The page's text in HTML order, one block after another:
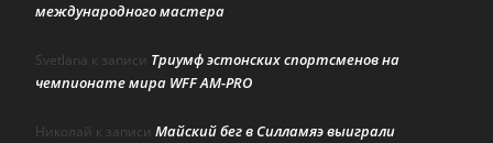
международного мастера
Svetlana к записи Триумф эстонских спортсменов на
чемпионате мира WFF AM-PRO
Николай к записи Майский бег в Силламяэ выиграли